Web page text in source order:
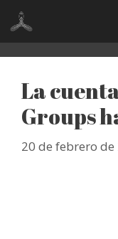
Saltar
contenido
La
Groups
20 de febrero de